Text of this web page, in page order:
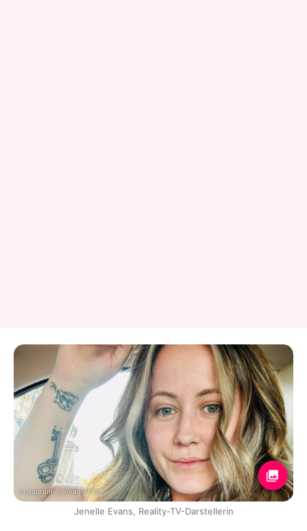
Instagram / j_evans1219
Jenelle Evans, Reality-TV-Darstellerin